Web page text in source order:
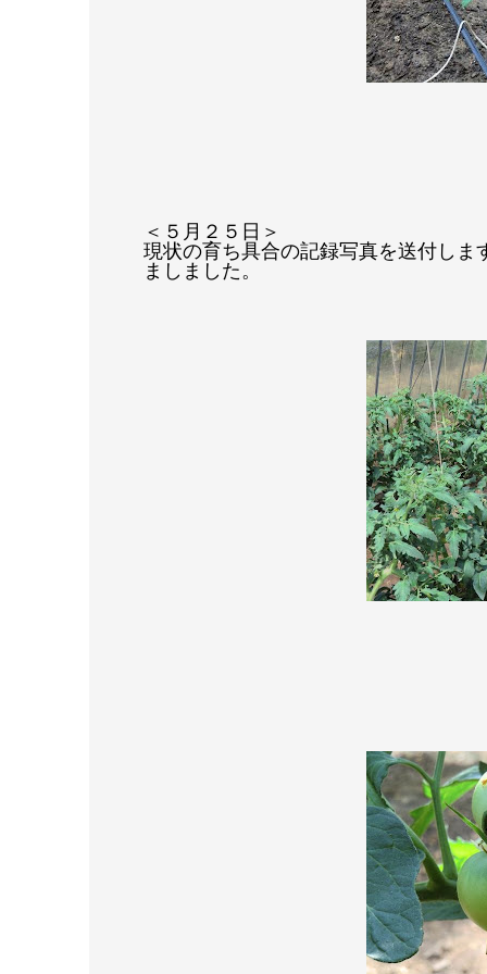
＜５月２５日＞
現状の育ち具合の記録写真を送付し
ましました。